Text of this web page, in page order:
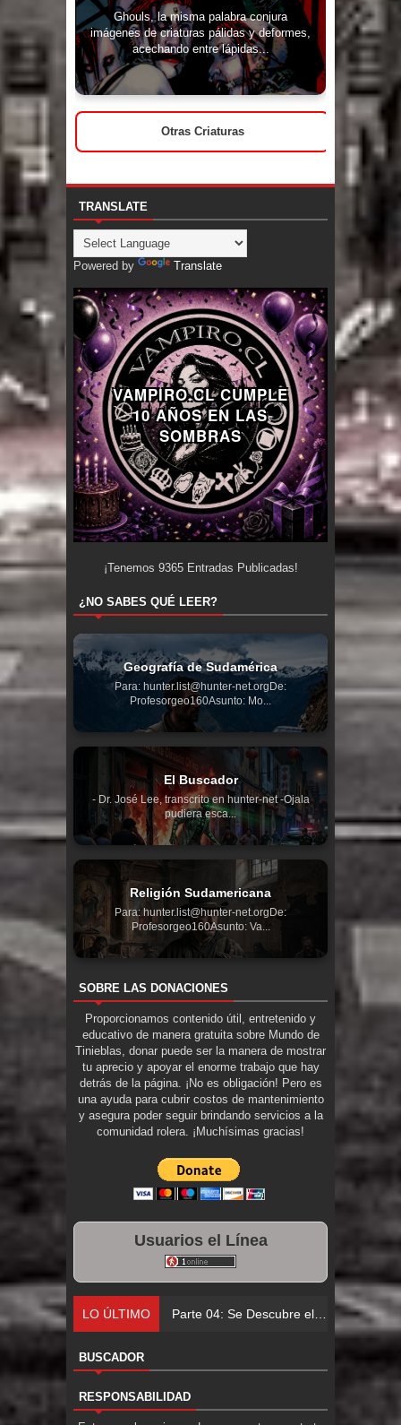
Ghouls, la misma palabra conjura
imágenes de criaturas pálidas y deformes,
acechando entre lápidas...
Otras Criaturas
TRANSLATE
Powered by Translate
VAMPIRO.CL CUMPLE
10 AÑOS EN LAS
SOMBRAS
¡Tenemos 9365Entradas Publicadas!
¿NO SABES QUÉ LEER?
Geografía de Sudamérica
Para: hunter.list@hunter-net.orgDe:
Profesorgeo160Asunto: Mo...
El Buscador
- Dr. José Lee, transcrito en hunter-net -Ojala
pudiera esca...
Religión Sudamericana
Para: hunter.list@hunter-net.orgDe:
Profesorgeo160Asunto: Va...
SOBRE LAS DONACIONES
Proporcionamos contenido útil, entretenido y
educativo de manera gratuita sobre Mundo de
Tinieblas, donar puede ser la manera de mostrar
tu aprecio y apoyar el enorme trabajo que hay
detrás de la página. ¡No es obligación! Pero es
una ayuda para cubrir costos de mantenimiento
y asegura poder seguir brindando servicios a la
comunidad rolera. ¡Muchísimas gracias!
Usuarios el Línea
LO ÚLTIMO Parte 04: Se Descubre el Pastel
BUSCADOR
RESPONSABILIDAD